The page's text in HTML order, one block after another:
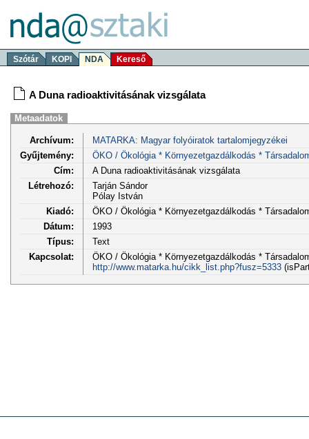
Szótár KOPI NDA Kereső
A Duna radioaktivitásának vizsgálata
Metaadatok
Archívum:
MATARKA: Magyar folyóiratok tartalomjegyzékei
Gyűjtemény:
ÖKO / Ökológia * Környezetgazdálkodás *
Cím:
A Duna radioaktivitásának vizsgálata
Létrehozó:
Tarján Sándor
Pólay István
Kiadó:
ÖKO / Ökológia * Környezetgazdálkodás *
Dátum:
1993
Típus:
Text
Kapcsolat:
ÖKO / Ökológia * Környezetgazdálkodás *
http://www.matarka.hu/cikk_list.php?fusz=5333